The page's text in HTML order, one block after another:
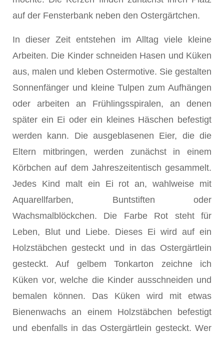
auf der Fensterbank neben den Ostergärtchen.
In dieser Zeit entstehen im Alltag viele kleine
Arbeiten. Die Kinder schneiden Hasen und Küken
aus, malen und kleben Ostermotive. Sie gestalten
Sonnenfänger und kleine Tulpen zum Aufhängen
oder arbeiten an Frühlingsspiralen, an denen
später ein Ei oder ein kleines Häschen befestigt
werden kann. Die ausgeblasenen Eier, die die
Eltern mitbringen, werden zunächst in einem
Körbchen auf dem Jahreszeitentisch gesammelt.
Jedes Kind malt ein Ei rot an, wahlweise mit
Aquarellfarben, Buntstiften oder
Wachsmalblöckchen. Die Farbe Rot steht für
Leben, Blut und Liebe. Dieses Ei wird auf ein
Holzstäbchen gesteckt und in das Ostergärtlein
gesteckt. Auf gelbem Tonkarton zeichne ich
Küken vor, welche die Kinder ausschneiden und
bemalen können. Das Küken wird mit etwas
Bienenwachs an einem Holzstäbchen befestigt
und ebenfalls in das Ostergärtlein gesteckt. Wer